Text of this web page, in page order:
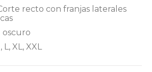
recto con franjas laterales
oscuro
L, XL, XXL